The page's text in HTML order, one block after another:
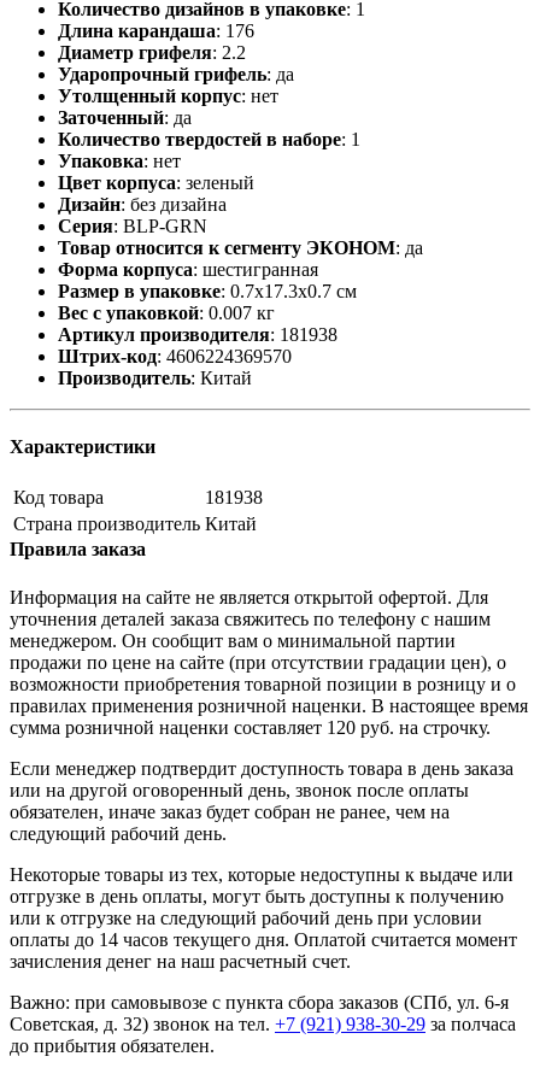
Количество дизайнов в упаковке: 1
Длина карандаша: 176
Диаметр грифеля: 2.2
Ударопрочный грифель: да
Утолщенный корпус: нет
Заточенный: да
Количество твердостей в наборе: 1
Упаковка: нет
Цвет корпуса: зеленый
Дизайн: без дизайна
Серия: BLP-GRN
Товар относится к сегменту ЭКОНОМ: да
Форма корпуса: шестигранная
Размер в упаковке: 0.7x17.3x0.7 см
Вес с упаковкой: 0.007 кг
Артикул производителя: 181938
Штрих-код: 4606224369570
Производитель: Китай
Характеристики
Код товара
181938
Страна производитель Китай
Правила заказа
Информация на сайте не является открытой офертой. Для
уточнения деталей заказа свяжитесь по телефону с нашим
менеджером. Он сообщит вам о минимальной партии
продажи по цене на сайте (при отсутствии градации цен), о
возможности приобретения товарной позиции в розницу и о
правилах применения розничной наценки. В настоящее время
сумма розничной наценки составляет 120 руб. на строчку.
Если менеджер подтвердит доступность товара в день заказа
или на другой оговоренный день, звонок после оплаты
обязателен, иначе заказ будет собран не ранее, чем на
следующий рабочий день.
Некоторые товары из тех, которые недоступны к выдаче или
отгрузке в день оплаты, могут быть доступны к получению
или к отгрузке на следующий рабочий день при условии
оплаты до 14 часов текущего дня. Оплатой считается момент
зачисления денег на наш расчетный счет.
Важно: при самовывозе с пункта сборa заказов (СПб, ул. 6-я
Советская, д. 32) звонок на тел. +7 (921) 938-30-29 за полчаса
до прибытия обязателен.